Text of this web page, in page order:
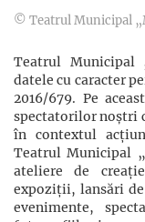
© Teatrul Municipal
Teatrul Municipal
datele cu caracter
2016/679. Pe
spectatorilor noștri
în contextul
Teatrul Municipal
ateliere de
expoziții, lansări
evenimente,